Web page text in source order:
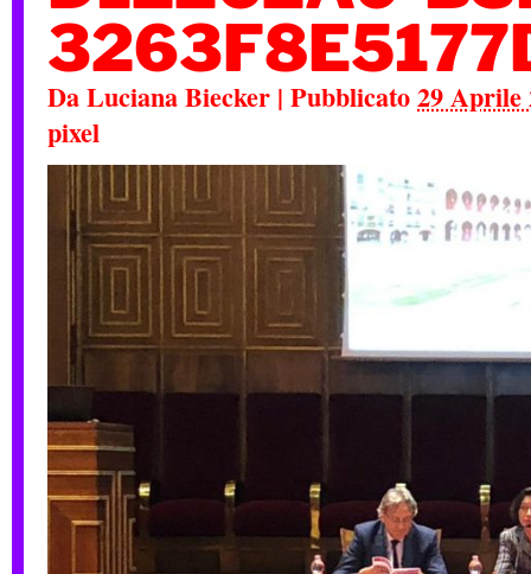
DaLuciana Biecker | Pubblicato29 Aprile
pixel